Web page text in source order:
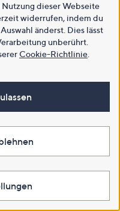
dieser Webseite
widerrufen, indem du
änderst. Dies lässt
unberührt.
Cookie-Richtlinie